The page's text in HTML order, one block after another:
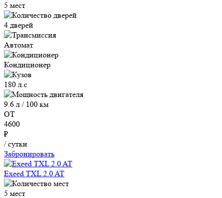
5 мест
4 дверей
Автомат
Кондиционер
180 л.с
9.6 л / 100 км
ОТ
4600
₽
/ сутки
Забронировать
Exeed TXL 2.0 AT
5 мест